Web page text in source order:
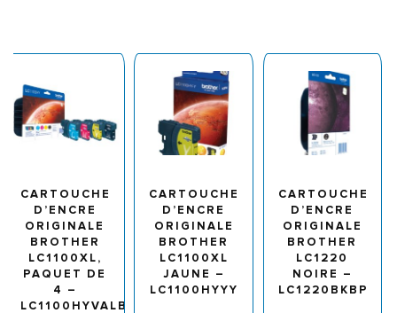
CARTOUCHE
D’ENCRE
ORIGINALE
BROTHER
LC1100XL,
PAQUET DE
4 –
LC1100HYVALBP
CARTOUCHE
D’ENCRE
ORIGINALE
BROTHER
LC1100XL
JAUNE –
LC1100HYYY
CARTOUCHE
D’ENCRE
ORIGINALE
BROTHER
LC1220
NOIRE –
LC1220BKBP